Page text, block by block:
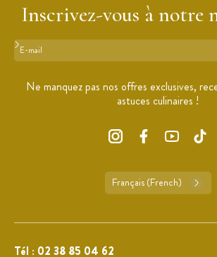
Inscrivez-vous à notre
Format : adresse@email.com
Ne manquez pas nos offres exclusives,
astuces culinaires !
Français (French)
Tél : 02 38 85 04 62